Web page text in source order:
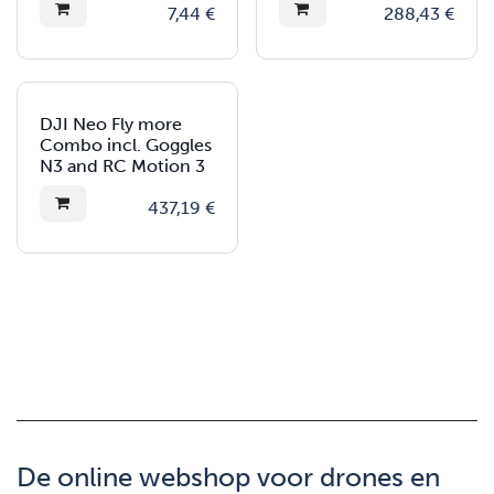
7,44 €
288,43 €
DJI Neo Fly more
Combo incl. Goggles
N3 and RC Motion 3
437,19 €
De online webshop voor drones en